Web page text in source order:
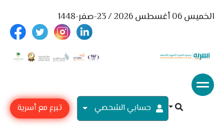
الخميس 06 أغسطس 2026 / 23-صفر-1448
حسابي الشحصي تبرع مع أسرية